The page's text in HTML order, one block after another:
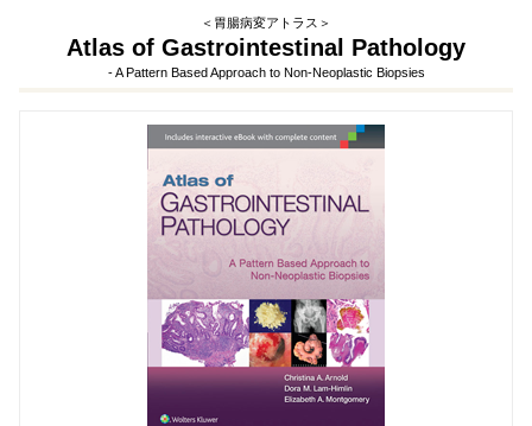
＜胃腸病変アトラス＞
Atlas of Gastrointestinal Pathology
- A Pattern Based Approach to Non-Neoplastic Biopsies